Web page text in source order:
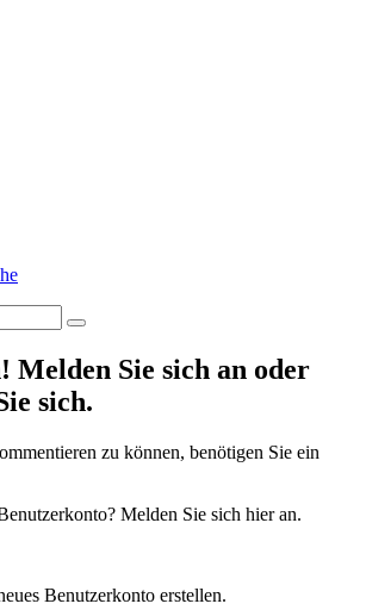
Melden Sie sich an oder
sich.
zu können, benötigen Sie ein
Melden Sie sich hier an.
Benutzerkonto erstellen.